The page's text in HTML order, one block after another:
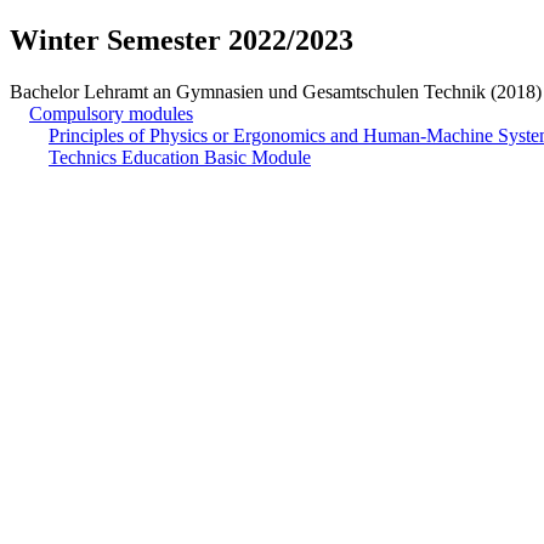
Winter Semester 2022/2023
Bachelor Lehramt an Gymnasien und Gesamtschulen Technik (2018)
Compulsory modules
Principles of Physics or Ergonomics and Human-Machine
Technics Education Basic Module